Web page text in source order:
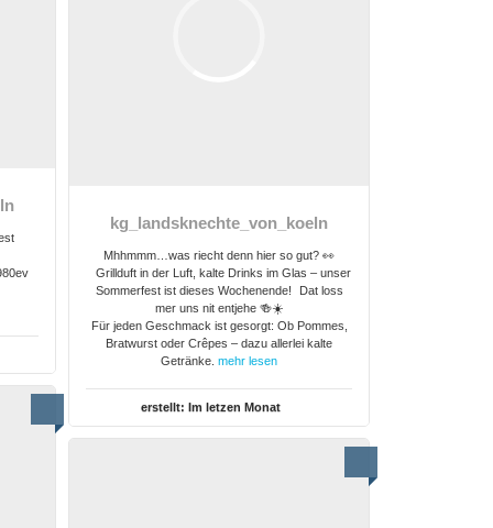
kg_landsknechte_von_koeln
Mhhmmm…was riecht denn hier so gut? 👀
Grillduft in der Luft, kalte Drinks im Glas – unser
Sommerfest ist dieses Wochenende! Dat loss
mer uns nit entjehe 🍻☀️
Für jeden Geschmack ist gesorgt: Ob Pommes,
Bratwurst oder Crêpes – dazu allerlei kalte
Getränke.mehr lesen
erstellt: Im letzen Monat